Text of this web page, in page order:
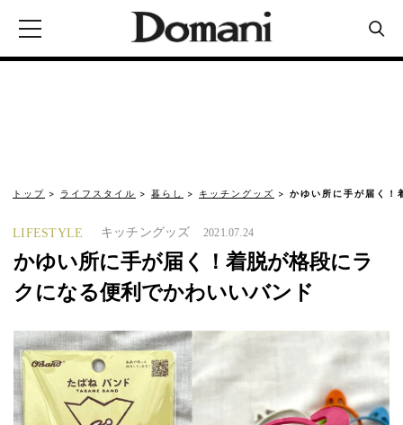
トップ ライフスタイル 暮らし キッチングッズ かゆい所に手が届く！
LIFESTYLE キッチングッズ 2021.07.24
かゆい所に手が届く！着脱が格段にラ
クになる便利でかわいいバンド